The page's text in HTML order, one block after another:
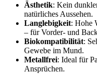
Ästhetik: Kein
natürliches Aussehen.
Langlebigkeit: Hohe
– für Vorder- und
Biokompatibilität:
Gewebe im Mund.
Metallfrei: Ideal für
Ansprüchen.